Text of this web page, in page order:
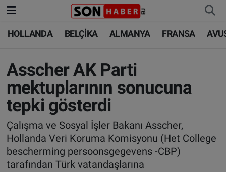
HOLLANDA BELÇİKA ALMANYA FRANSA
Asscher AK Parti
mektuplarının sonucuna
tepki gösterdi
Çalışma ve Sosyal İşler Bakanı Asscher,
Hollanda Veri Koruma Komisyonu (Het College
bescherming persoonsgegevens -CBP)
tarafından Türk vatandaşlarına
HOLLANDA
BELÇİKA
ALMANYA
FRANSA
AVUSTURYA
SAĞLIK - YAŞAM
HOLLANDA
BELÇİKA
ALMANYA
TÜRKİYE
DÜNYA
BİLİM-TEKNOLOJİ
Nöbetçi Eczaneler
Hava Durumu
Trafik Durumu
Süper Lig Puan Durumu ve Fikstür
Tüm Manşetler
Son Dakika Haberleri